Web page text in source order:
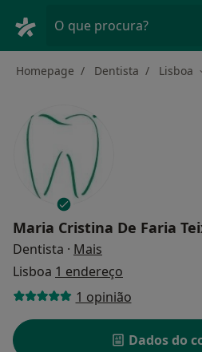
O que procura?
Homepage Dentista Lisboa
Maria Cristina De Faria
Dentista · Mais
Lisboa 1 endereço
1 opinião
Dados do